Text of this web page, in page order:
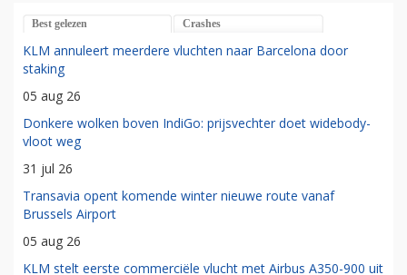
Best gelezen Crashes
KLM annuleert meerdere vluchten naar Barcelona door
staking
05 aug 26
Donkere wolken boven IndiGo: prijsvechter doet widebody-
vloot weg
31 jul 26
Transavia opent komende winter nieuwe route vanaf
Brussels Airport
05 aug 26
KLM stelt eerste commerciële vlucht met Airbus A350-900 uit